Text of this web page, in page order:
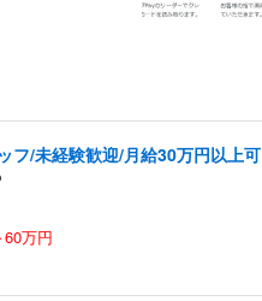
フ/未経験歓迎/月給30万円以上可
60万円